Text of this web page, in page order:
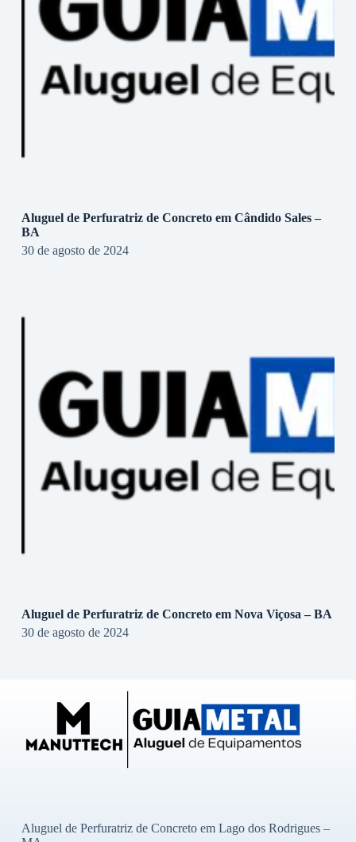
Aluguel de Perfuratriz de Concreto em Cândido Sales –
BA
30 de agosto de 2024
Aluguel de Perfuratriz de Concreto em Nova Viçosa – BA
30 de agosto de 2024
Aluguel de Perfuratriz de Concreto em Lago dos Rodrigues –